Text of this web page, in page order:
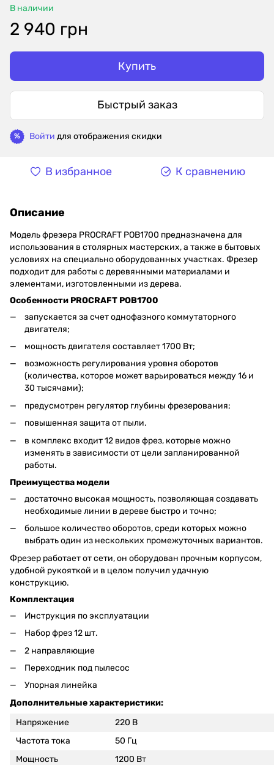
В наличии
2 940 грн
Купить
Быстрый заказ
% Войти для отображения скидки
В избранное К сравнению
Описание
Модель фрезера PROCRAFT РОВ1700 предназначена для
использования в столярных мастерских, а также в бытовых
условиях на специально оборудованных участках. Фрезер
подходит для работы с деревянными материалами и
элементами, изготовленными из дерева.
Особенности PROCRAFT РОВ1700
запускается за счет однофазного коммутаторного
двигателя;
мощность двигателя составляет 1700 Вт;
возможность регулирования уровня оборотов
(количества, которое может варьироваться между 16 и
30 тысячами);
предусмотрен регулятор глубины фрезерования;
повышенная защита от пыли.
в комплекс входит 12 видов фрез, которые можно
изменять в зависимости от цели запланированной
работы.
Преимущества модели
достаточно высокая мощность, позволяющая создавать
необходимые линии в дереве быстро и точно;
большое количество оборотов, среди которых можно
выбрать один из нескольких промежуточных вариантов.
Фрезер работает от сети, он оборудован прочным корпусом,
удобной рукояткой и в целом получил удачную
конструкцию.
Комплектация
Инструкция по эксплуатации
Набор фрез 12 шт.
2 направляющие
Переходник под пылесос
Упорная линейка
Дополнительные характеристики:
Напряжение
220 В
Частота тока
50 Гц
Мощность
1200 Вт